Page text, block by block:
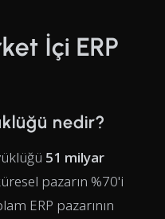
İçi ERP
nedir?
51 milyar
pazarın %70'i
ERP pazarının